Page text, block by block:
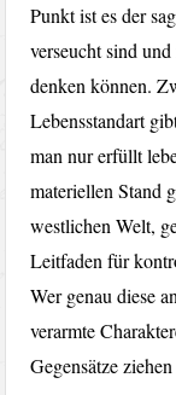
Punkt ist es der
verseucht sind
denken können.
Lebensstandart
man nur erfüllt
materiellen Stand
westlichen Welt,
Leitfaden für
Wer genau diese
verarmte
Gegensätze